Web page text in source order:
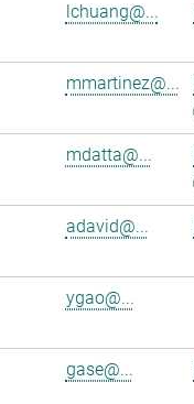
lchuang@...
mmartinez@...
mdatta@...
adavid@...
ygao@...
gase@...